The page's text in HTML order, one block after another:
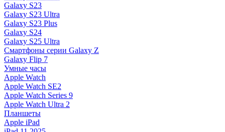
Galaxy S23
Galaxy S23 Ultra
Galaxy S23 Plus
Galaxy S24
Galaxy S25 Ultra
Смартфоны серии Galaxy Z
Galaxy Flip 7
Умные часы
Apple Watch
Apple Watch SE2
Apple Watch Series 9
Apple Watch Ultra 2
Планшеты
Apple iPad